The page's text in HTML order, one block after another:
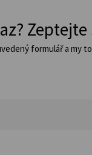
Zeptejte
formulář a my